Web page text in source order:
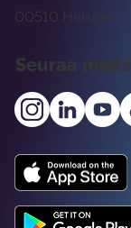
00510 Helsinki
Seuraa meitä